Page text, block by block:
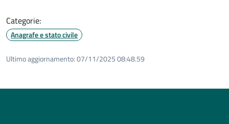
Categorie:
Anagrafe e stato civile
Ultimo aggiornamento:07/11/2025 08:48.59